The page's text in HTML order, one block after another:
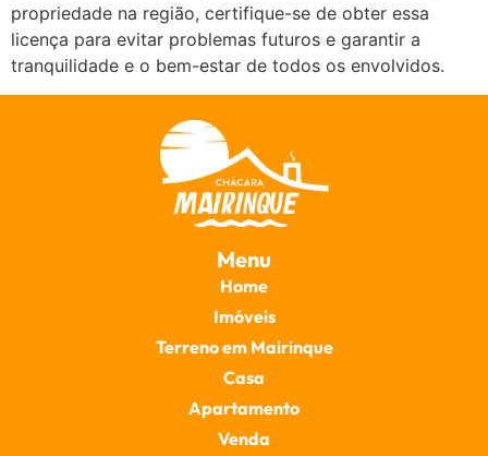
propriedade na região, certifique-se de obter essa
licença para evitar problemas futuros e garantir a
tranquilidade e o bem-estar de todos os envolvidos.
Menu
Home
Imóveis
Terreno em Mairinque
Casa
Apartamento
Venda